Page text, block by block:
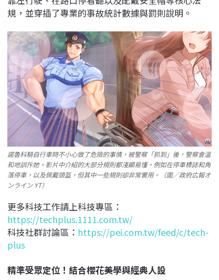
規，並穿插了專業的事故統計數據與罰則說明。
諾魯科騎自行車時不小心做了危險的事情，被警察「抓到」後，警察會溫
和地訓斥她。影片中介紹的大部分規則都淺顯易懂，例如在停車標誌和角
落停車，以及佩戴頭盔，但其中一些規則卻非常實用。（圖／政府広報オ
ンライン YT）
更多科技工作請上科技專區：
https://techplus.1111.com.tw/
科技社群討論區： https://pei.com.tw/feed/c/tech-
plus
精準受眾定位！結合櫻花美學與經典人設